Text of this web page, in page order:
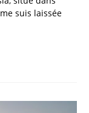
suis laissée